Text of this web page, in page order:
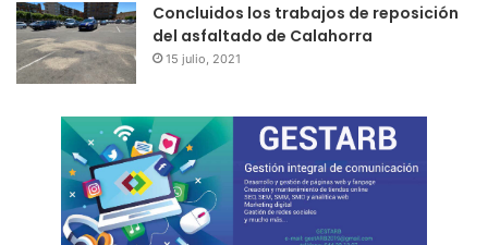
Concluidos los trabajos de reposición
del asfaltado de Calahorra
15 julio, 2021